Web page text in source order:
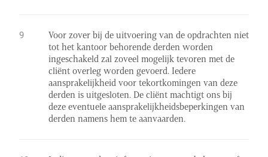
Voor zover bij de uitvoering van de opdrachten niet
tot het kantoor behorende derden worden
ingeschakeld zal zoveel mogelijk tevoren met de
cliënt overleg worden gevoerd. Iedere
aansprakelijkheid voor tekortkomingen van deze
derden is uitgesloten. De cliënt machtigt ons bij
deze eventuele aansprakelijkheidsbeperkingen van
derden namens hem te aanvaarden.